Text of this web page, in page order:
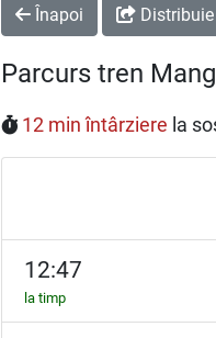
Înapoi
Parcurs tren
12 min întârziere la
12:47
la timp